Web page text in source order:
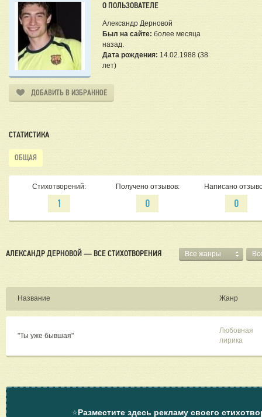
О ПОЛЬЗОВАТЕЛЕ
Александр Дерновой
Был на сайте: более месяца
назад.
Дата рождения: 14.02.1988 (38
лет)
ДОБАВИТЬ В ИЗБРАННОЕ
СТАТИСТИКА
ОБЩАЯ
Стихотворений:
1
Получено отзывов:
0
Написано
0
АЛЕКСАНДР ДЕРНОВОЙ — ВСЕ СТИХОТВОРЕНИЯ Все жанры
Название Жанр
"Ты уже бывшая"
Любовная
лирика
⭐Разместите здесь рекламу своего